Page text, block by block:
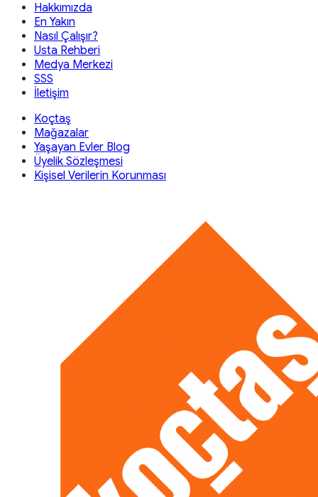
Hakkımızda
En Yakın
Nasıl Çalışır?
Usta Rehberi
Medya Merkezi
SSS
İletişim
Koçtaş
Mağazalar
Yaşayan Evler Blog
Üyelik Sözleşmesi
Kişisel Verilerin Korunması